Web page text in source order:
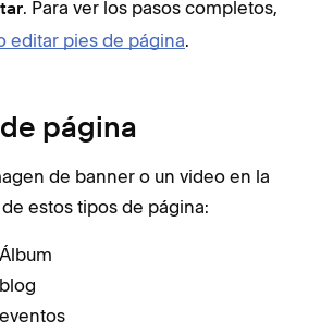
. Para ver los pasos completos,
editar pies de página.
página
de banner o un video en la
estos tipos de página: